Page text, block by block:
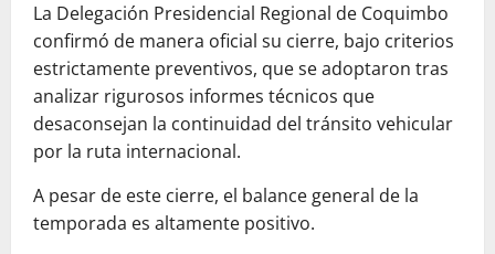
​La Delegación Presidencial Regional de Coquimbo
confirmó de manera oficial su cierre, bajo criterios
estrictamente preventivos, que se adoptaron tras
analizar rigurosos informes técnicos que
desaconsejan la continuidad del tránsito vehicular
por la ruta internacional.
​A pesar de este cierre, el balance general de la
temporada es altamente positivo.